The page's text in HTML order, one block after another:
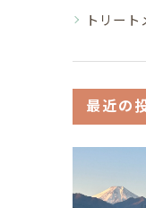
トリート
最近の